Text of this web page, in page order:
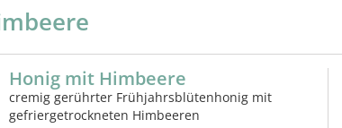
Honig mit Himbeere
cremig gerührter Frühjahrsblütenhonig mit
gefriergetrockneten Himbeeren